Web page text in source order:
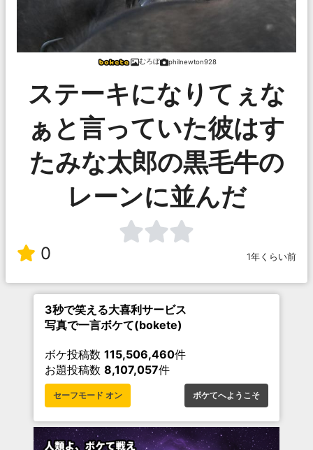
むろぼ philnewton928
ステーキになりてぇな
ぁと言っていた彼はす
たみな太郎の黒毛牛の
レーンに並んだ
0 1年くらい前
3秒で笑える大喜利サービス
写真で一言ボケて(bokete)
ボケ投稿数 115,506,460件
お題投稿数 8,107,057件
セーフモード オン ボケてへようこそ